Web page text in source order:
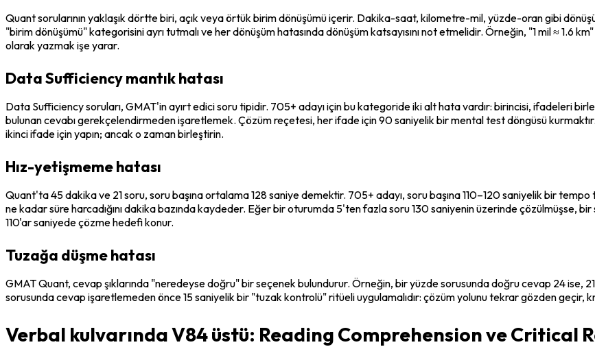
Quant sorularının yaklaşık dörtte biri, açık veya örtük birim dönüşümü içerir. Dakika-saat, kilometre-mil, yüzde-oran gibi
"birim dönüşümü" kategorisini ayrı tutmalı ve her dönüşüm hatasında dönüşüm katsayısını not etmelidir. Örneğin, "1 mil ≈ 1.6
olarak yazmak işe yarar.
Data Sufficiency mantık hatası
Data Sufficiency soruları, GMAT'in ayırt edici soru tipidir. 705+ adayı için bu kategoride iki alt hata vardır: birincisi, ifadeleri
bulunan cevabı gerekçelendirmeden işaretlemek. Çözüm reçetesi, her ifade için 90 saniyelik bir mental test döngüsü
ikinci ifade için yapın; ancak o zaman birleştirin.
Hız-yetişmeme hatası
Quant'ta 45 dakika ve 21 soru, soru başına ortalama 128 saniye demektir. 705+ adayı, soru başına 110–120 saniyelik bir
ne kadar süre harcadığını dakika bazında kaydeder. Eğer bir oturumda 5'ten fazla soru 130 saniyenin üzerinde çözülmüşse,
110'ar saniyede çözme hedefi konur.
Tuzağa düşme hatası
GMAT Quant, cevap şıklarında "neredeyse doğru" bir seçenek bulundurur. Örneğin, bir yüzde sorusunda doğru cevap 24 ise,
sorusunda cevap işaretlemeden önce 15 saniyelik bir "tuzak kontrolü" ritüeli uygulamalıdır: çözüm yolunu tekrar gözden geçir,
Verbal kulvarında V84 üstü: Reading Comprehension ve Critical